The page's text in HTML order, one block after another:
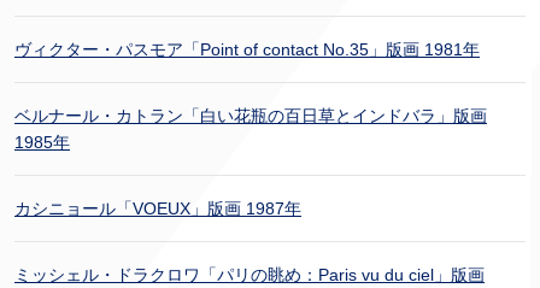
ヴィクター・パスモア「Point of contact No.35」版画 1981年
ベルナール・カトラン「白い花瓶の百日草とインドバラ」版画
1985年
カシニョール「VOEUX」版画 1987年
ミッシェル・ドラクロワ「パリの眺め：Paris vu du ciel」版画